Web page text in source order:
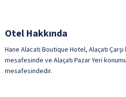
Türk Kahvesi
Yabancı Alkollü İçecek
Otel Hakkında
Hane Alacati Boutique Hotel, Alaçatı
mesafesinde ve Alaçatı Pazar Yeri
mesafesindedir.